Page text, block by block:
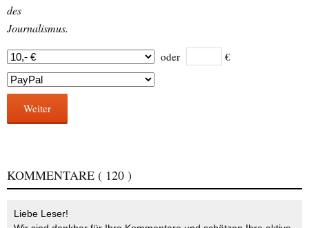
des
Journalismus.
oder €
Weiter
KOMMENTARE ( 120 )
Liebe Leser!